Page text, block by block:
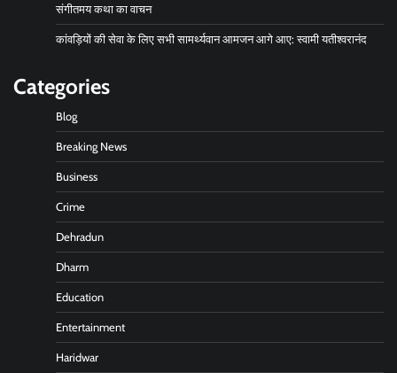
संगीतमय कथा का वाचन
कांवड़ियों की सेवा के लिए सभी सामर्थ्यवान आमजन आगे आए: स्वामी यतीश्वरानंद
Categories
Blog
Breaking News
Business
Crime
Dehradun
Dharm
Education
Entertainment
Haridwar